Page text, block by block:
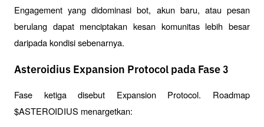
Engagement yang didominasi bot, akun baru, atau pesan
berulang dapat menciptakan kesan komunitas lebih besar
daripada kondisi sebenarnya.
Asteroidius Expansion Protocol pada Fase 3
Fase ketiga disebut Expansion Protocol. Roadmap
$ASTEROIDIUS menargetkan: